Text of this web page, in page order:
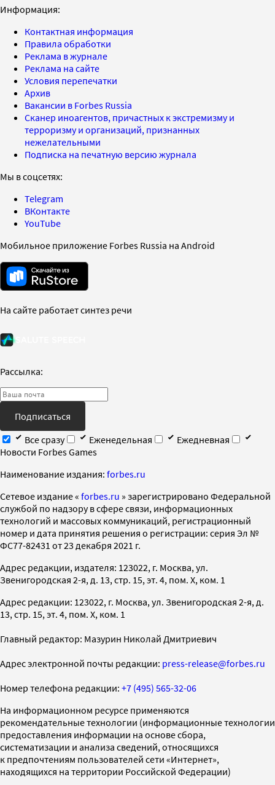
Информация:
Контактная информация
Правила обработки
Реклама в журнале
Реклама на сайте
Условия перепечатки
Архив
Вакансии в Forbes Russia
Сканер иноагентов, причастных к экстремизму и
терроризму и организаций, признанных
нежелательными
Подписка на печатную версию журнала
Мы в соцсетях:
Telegram
ВКонтакте
YouTube
Мобильное приложение Forbes Russia на Android
На сайте работает синтез речи
Рассылка:
Подписаться
Все сразу
Еженедельная
Ежедневная
Новости Forbes Games
Наименование издания: forbes.ru
Cетевое издание « forbes.ru » зарегистрировано Федеральной
службой по надзору в сфере связи, информационных
технологий и массовых коммуникаций, регистрационный
номер и дата принятия решения о регистрации: серия Эл №
ФС77-82431 от 23 декабря 2021 г.
Адрес редакции, издателя: 123022, г. Москва, ул.
Звенигородская 2-я, д. 13, стр. 15, эт. 4, пом. X, ком. 1
Адрес редакции: 123022, г. Москва, ул. Звенигородская 2-я, д.
13, стр. 15, эт. 4, пом. X, ком. 1
Главный редактор: Мазурин Николай Дмитриевич
Адрес электронной почты редакции: press-release@forbes.ru
Номер телефона редакции: +7 (495) 565-32-06
На информационном ресурсе применяются
рекомендательные технологии (информационные технологии
предоставления информации на основе сбора,
систематизации и анализа сведений, относящихся
к предпочтениям пользователей сети «Интернет»,
находящихся на территории Российской Федерации)